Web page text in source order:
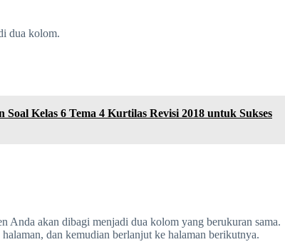
dua kolom.
Kelas 6 Tema 4 Kurtilas Revisi 2018 untuk Sukses
akan dibagi menjadi dua kolom yang berukuran sama.
dan kemudian berlanjut ke halaman berikutnya.